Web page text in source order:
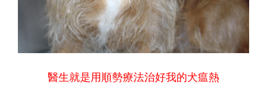
醫生就是用順勢療法治好我的犬瘟熱